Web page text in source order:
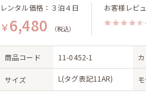
レンタル価格：３泊４日
￥6,480 （税込）
お客様レビ
商品コード 11-0452-1
サイズ L(タグ表記11AR)